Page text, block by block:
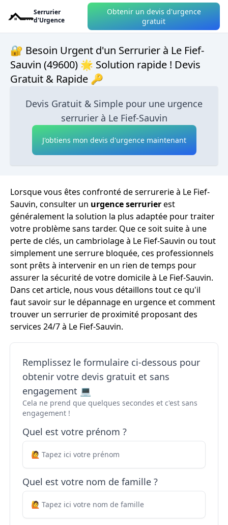
Serrurier
d'Urgence
Obtenir un devis d'urgence
gratuit
🔐 Besoin Urgent d'un Serrurier à Le Fief-
Sauvin (49600) 🌟 Solution rapide ! Devis
Gratuit & Rapide 🔑
Devis Gratuit & Simple pour une urgence
serrurier à Le Fief-Sauvin
J'obtiens mon devis d'urgence maintenant
Lorsque vous êtes confronté de serrurerie à Le Fief-
Sauvin, consulter un urgence serrurierest
généralement la solution la plus adaptée pour traiter
votre problème sans tarder. Que ce soit suite à une
perte de clés, un cambriolage à Le Fief-Sauvin ou tout
simplement une serrure bloquée, ces professionnels
sont prêts à intervenir en un rien de temps pour
assurer la sécurité de votre domicile à Le Fief-Sauvin.
Dans cet article, nous vous détaillons tout ce qu'il
faut savoir sur le dépannage en urgence et comment
trouver un serrurier de proximité proposant des
services 24/7 à Le Fief-Sauvin.
Remplissez le formulaire ci-dessous pour
obtenir votre devis gratuit et sans
engagement 💻
Cela ne prend que quelques secondes et c'est sans
engagement !
Quel est votre prénom ?
Quel est votre nom de famille ?